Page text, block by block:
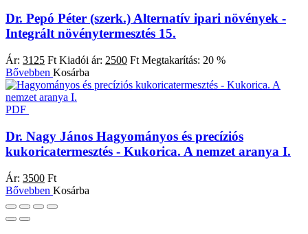
Dr. Pepó Péter (szerk.)Alternatív ipari növények -
Integrált növénytermesztés 15.
Ár: 3125 Ft Kiadói ár: 2500 Ft Megtakarítás: 20 %
Bővebben Kosárba
PDF
Dr. Nagy János Hagyományos és precíziós
kukoricatermesztés - Kukorica. A nemzet aranya I.
Ár: 3500 Ft
Bővebben Kosárba